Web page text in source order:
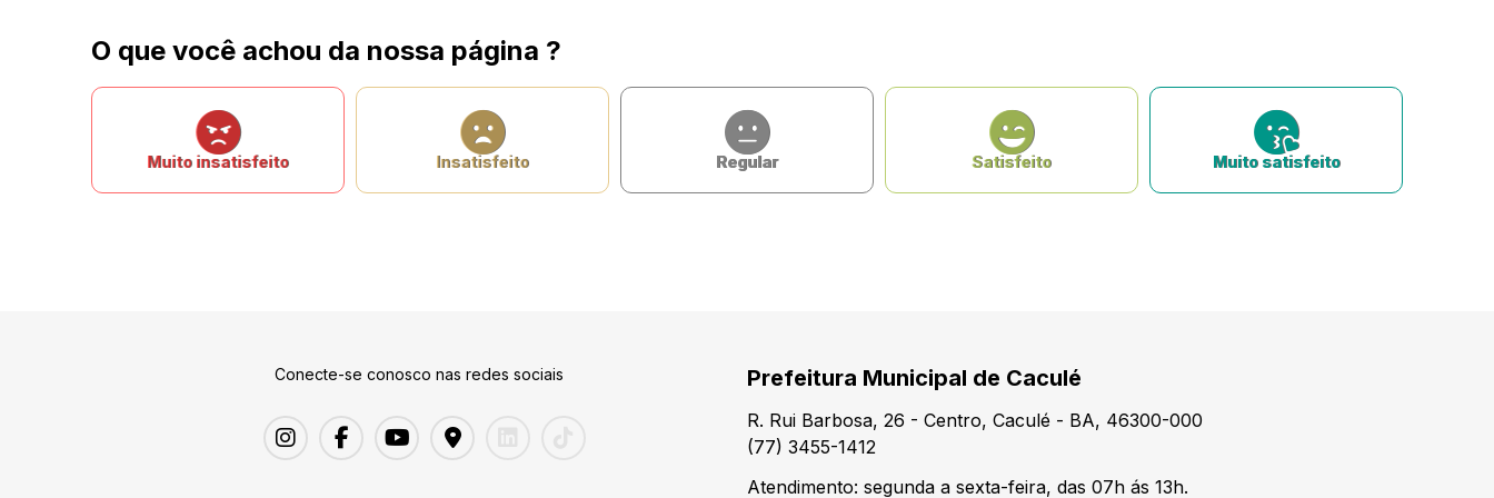
O que você achou da nossa página ?
Muito insatisfeito Insatisfeito Regular Satisfeito Muito satisfeito
Conecte-se conosco nas redes sociais Prefeitura Municipal de Caculé
R. Rui Barbosa, 26 - Centro, Caculé - BA, 46300-000
(77) 3455-1412
Atendimento: segunda a sexta-feira, das 07h ás 13h.